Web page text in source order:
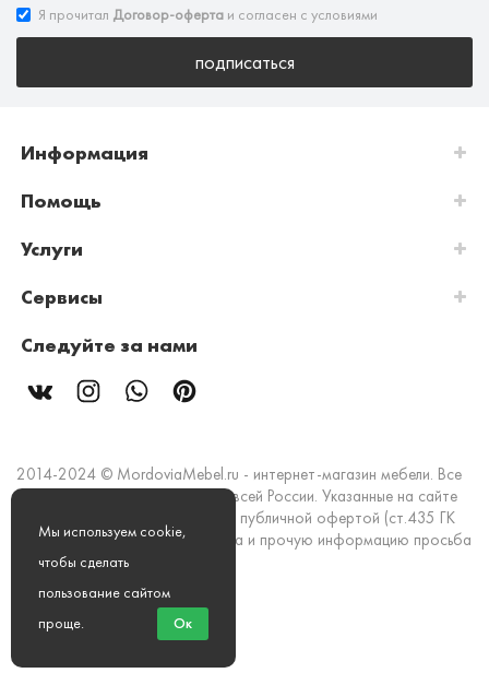
Я прочитал Договор-оферта и согласен с условиями
подписаться
Информация
Помощь
Услуги
Сервисы
Следуйте за нами
2014-2024 © MordoviaMebel.ru - интернет-магазин мебели. Все
права защищены. Доставка по всей России. Указанные на сайте
цены и информация не являются публичной офертой (ст.435 ГК
РФ). Стоимость, наличие товара и прочую информацию просьба
уточнять в офисах продаж.
Мы принимаем к оплате:
Мы используем cookie,
чтобы сделать
пользование сайтом
проще. Ок